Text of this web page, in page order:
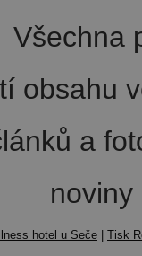
Všechna
obsahu
a
hotel u Seče Tisk